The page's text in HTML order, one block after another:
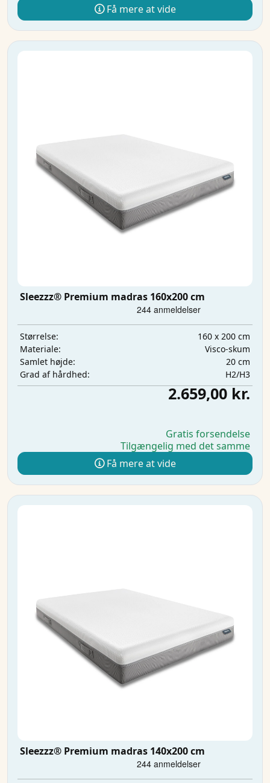
Få mere at vide
Sleezzz® Premium madras 160x200 cm
Størrelse:
160 x 200 cm
Materiale:
Visco-skum
Samlet højde:
20 cm
Grad af hårdhed:
H2/H3
2.659,00 kr.
Gratis forsendelse
Tilgængelig med det samme
Få mere at vide
Sleezzz® Premium madras 140x200 cm